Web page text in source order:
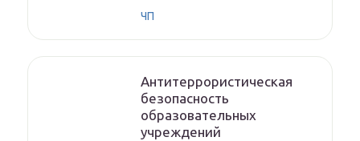
ЧП
Антитеррористическая
безопасность
образовательных
учреждений